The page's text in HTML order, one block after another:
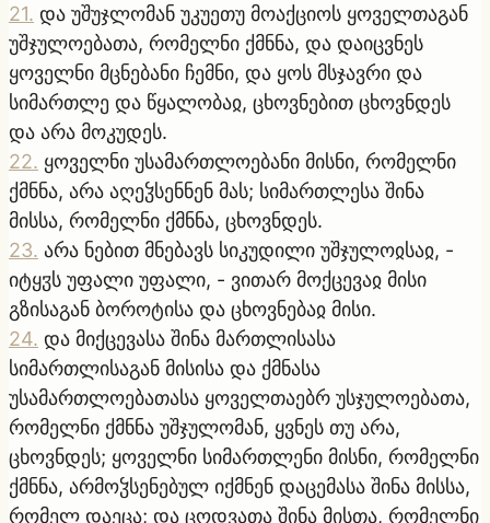
21. და უშუჯლომან უკუეთუ მოაქციოს ყოველთაგან
უშჯულოებათა, რომელნი ქმნნა, და დაიცვნეს
ყოველნი მცნებანი ჩემნი, და ყოს მსჯავრი და
სიმართლე და წყალობაჲ, ცხოვნებით ცხოვნდეს
და არა მოკუდეს.
22. ყოველნი უსამართლოებანი მისნი, რომელნი
ქმნნა, არა აღეჴსენნენ მას; სიმართლესა შინა
მისსა, რომელნი ქმნნა, ცხოვნდეს.
23. არა ნებით მნებავს სიკუდილი უშჯულოჲსაჲ, -
იტყჳს უფალი უფალი, - ვითარ მოქცევაჲ მისი
გზისაგან ბოროტისა და ცხოვნებაჲ მისი.
24. და მიქცევასა შინა მართლისასა
სიმართლისაგან მისისა და ქმნასა
უსამართლოებათასა ყოველთაებრ უსჯულოებათა,
რომელნი ქმნნა უშჯულომან, ყვნეს თუ არა,
ცხოვნდეს; ყოველნი სიმართლენი მისნი, რომელნი
ქმნნა, არმოჴსენებულ იქმნენ დაცემასა შინა მისსა,
რომელ დაეცა; და ცოდვათა შინა მისთა, რომელნი